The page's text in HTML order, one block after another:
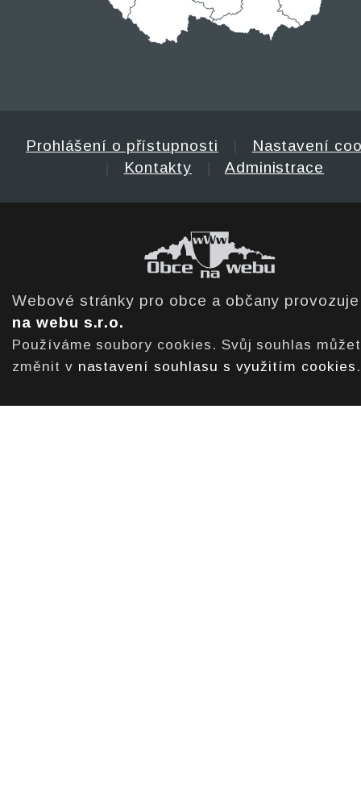
Prohlášení o přístupnosti
Nastavení
Kontakty Administrace
Webové stránky pro obce a občany
na webu s.r.o.
Používáme soubory cookies. Svůj souhlas
změnit v nastavení souhlasu s využitím cookies .